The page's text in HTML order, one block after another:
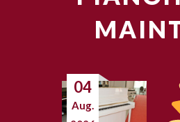
04
Aug.